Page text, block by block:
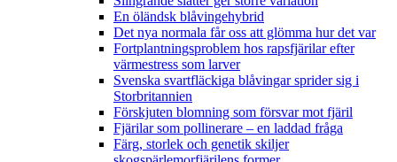
En öländsk blåvingehybrid
Det nya normala får oss att glömma hur det var
Fortplantningsproblem hos rapsfjärilar efter
värmestress som larver
Svenska svartfläckiga blåvingar sprider sig i
Storbritannien
Förskjuten blomning som försvar mot fjäril
Fjärilar som pollinerare – en laddad fråga
Färg, storlek och genetik skiljer